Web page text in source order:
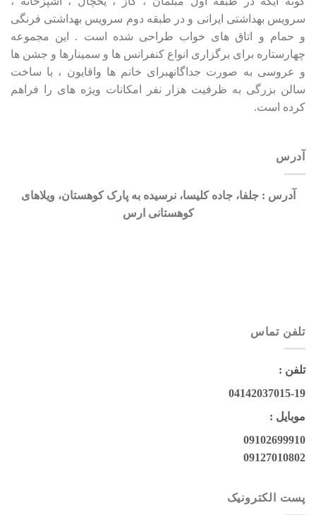
سرویس بهداشتی ایرانی و در طبقه دوم سرویس بهداشتی فرنگی
و حمام و اتاق های خواب طراحی شده است . این مجموعه
چهارستاره برای برگزاری انواع کنفرانس ها و سمینارها و جشن ها
و عروسی به صورت جداگانهبرای خانم ها واقایون ، با ساخت
سالن بزرگی به ظرفیت هزار نفر امکانات ویژه های را فراهم
کرده است.
آدرس
آدرس : جلفا، جاده کلیسا، نرسیده به پارک کوهستان، ویلاهای
کوهستانی ارس
تلفن تماس
تلفن :
04142037015-19
موبایل :
09102699910
09127010802
پست الکترونیک